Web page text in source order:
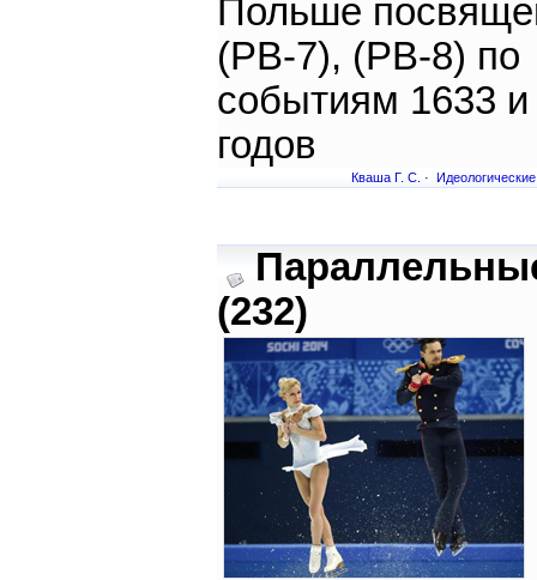
Польше
(РВ-7), (РВ-8) по
событиям 1633 и
годов
Кваша Г. С. ·
(232)